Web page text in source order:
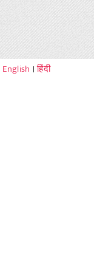
English |हिंदी